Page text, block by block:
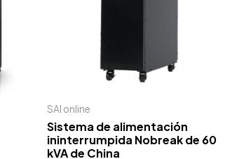
SAI online
Sistema de alimentación
ininterrumpida Nobreak de 60
kVA de China